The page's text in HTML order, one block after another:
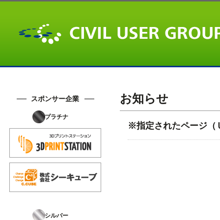
スポンサー企業
プラチナ
シルバー
お知らせ
※指定されたページ（